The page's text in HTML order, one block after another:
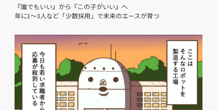
『誰でもいい』から『この子がいい』へ
年に1〜3人など「少数採用」で未来のエースが育つ